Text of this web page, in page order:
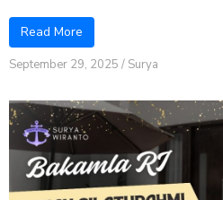
Read More
September 29, 2025 / Surya